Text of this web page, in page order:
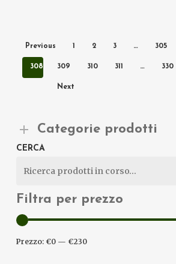
Previous 1 2 3 … 305
308 309 310 311 … 330
Next
Categorie prodotti
CERCA
Filtra per prezzo
Prezzo: €0— €230